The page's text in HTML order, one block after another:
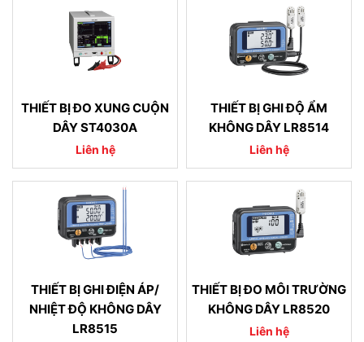
THIẾT BỊ ĐO XUNG CUỘN
DÂY ST4030A
Liên hệ
THIẾT BỊ GHI ĐỘ ẨM
KHÔNG DÂY LR8514
Liên hệ
THIẾT BỊ GHI ĐIỆN ÁP/
NHIỆT ĐỘ KHÔNG DÂY
LR8515
THIẾT BỊ ĐO MÔI TRƯỜNG
KHÔNG DÂY LR8520
Liên hệ